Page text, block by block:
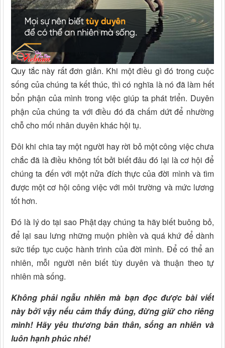
Quy tắc này rất đơn giản. Khi một điều gì đó trong cuộc
sống của chúng ta kết thúc, thì có nghĩa là nó đã làm hết
bổn phận của mình trong việc giúp ta phát triển. Duyên
phận của chúng ta với điều đó đã chấm dứt để nhường
chỗ cho mối nhân duyên khác hội tụ.
Đôi khi chia tay một người hay rời bỏ một công việc chưa
chắc đã là điều không tốt bởi biết đâu đó lại là cơ hội để
chúng ta đến với một nửa đích thực của đời mình và tìm
được một cơ hội công việc với môi trường và mức lương
tốt hơn.
Đó là lý do tại sao Phật dạy chúng ta hãy biết buông bỏ,
để lại sau lưng những muộn phiền và quá khứ để dành
sức tiếp tục cuộc hành trình của đời mình. Để có thể an
nhiên, mỗi người nên biết tùy duyên và thuận theo tự
nhiên mà sống.
Không phải ngẫu nhiên mà bạn đọc được bài viết
này bởi vậy nếu cảm thấy đúng, đừng giữ cho riêng
mình! Hãy yêu thương bản thân, sống an nhiên và
luôn hạnh phúc nhé!